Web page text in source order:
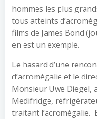
hommes les plus
tous atteints
films de James Bond
en est un exemple.
Le hasard d’une
d’acromégalie et le
Monsieur Uwe Diegel,
Medifridge,
traitant l’acromégalie.